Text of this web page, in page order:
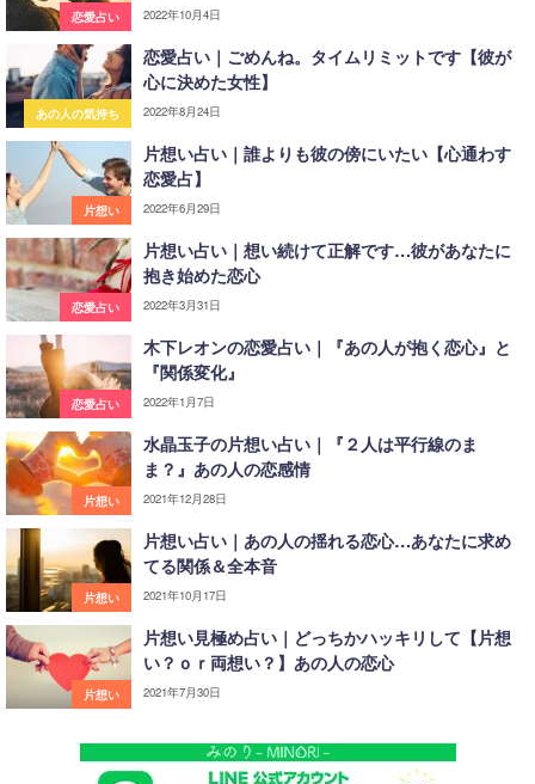
恋愛占い 2022年10月4日
あの人の気持ち
恋愛占い｜ごめんね。タイムリミットです【彼が
心に決めた女性】
2022年8月24日
片想い
片想い占い｜誰よりも彼の傍にいたい【心通わす
恋愛占】
2022年6月29日
恋愛占い
片想い占い｜想い続けて正解です…彼があなたに
抱き始めた恋心
2022年3月31日
恋愛占い
木下レオンの恋愛占い｜『あの人が抱く恋心』と
『関係変化』
2022年1月7日
片想い
水晶玉子の片想い占い｜『２人は平行線のま
ま？』あの人の恋感情
2021年12月28日
片想い
片想い占い｜あの人の揺れる恋心…あなたに求め
てる関係＆全本音
2021年10月17日
片想い
片想い見極め占い｜どっちかハッキリして【片想
い？ｏｒ両想い？】あの人の恋心
2021年7月30日